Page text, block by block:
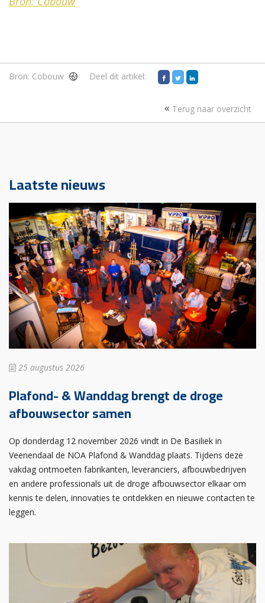
Bron: Cobouw Deel dit artikel:
Terug naar overzicht
Laatste nieuws
25 augustus 2026
Plafond- & Wanddag brengt de droge
afbouwsector samen
Op donderdag 12 november 2026 vindt in De Basiliek in
Veenendaal de NOA Plafond & Wanddag plaats. Tijdens deze
vakdag ontmoeten fabrikanten, leveranciers, afbouwbedrijven
en andere professionals uit de droge afbouwsector elkaar om
kennis te delen, innovaties te ontdekken en nieuwe contacten te
leggen.